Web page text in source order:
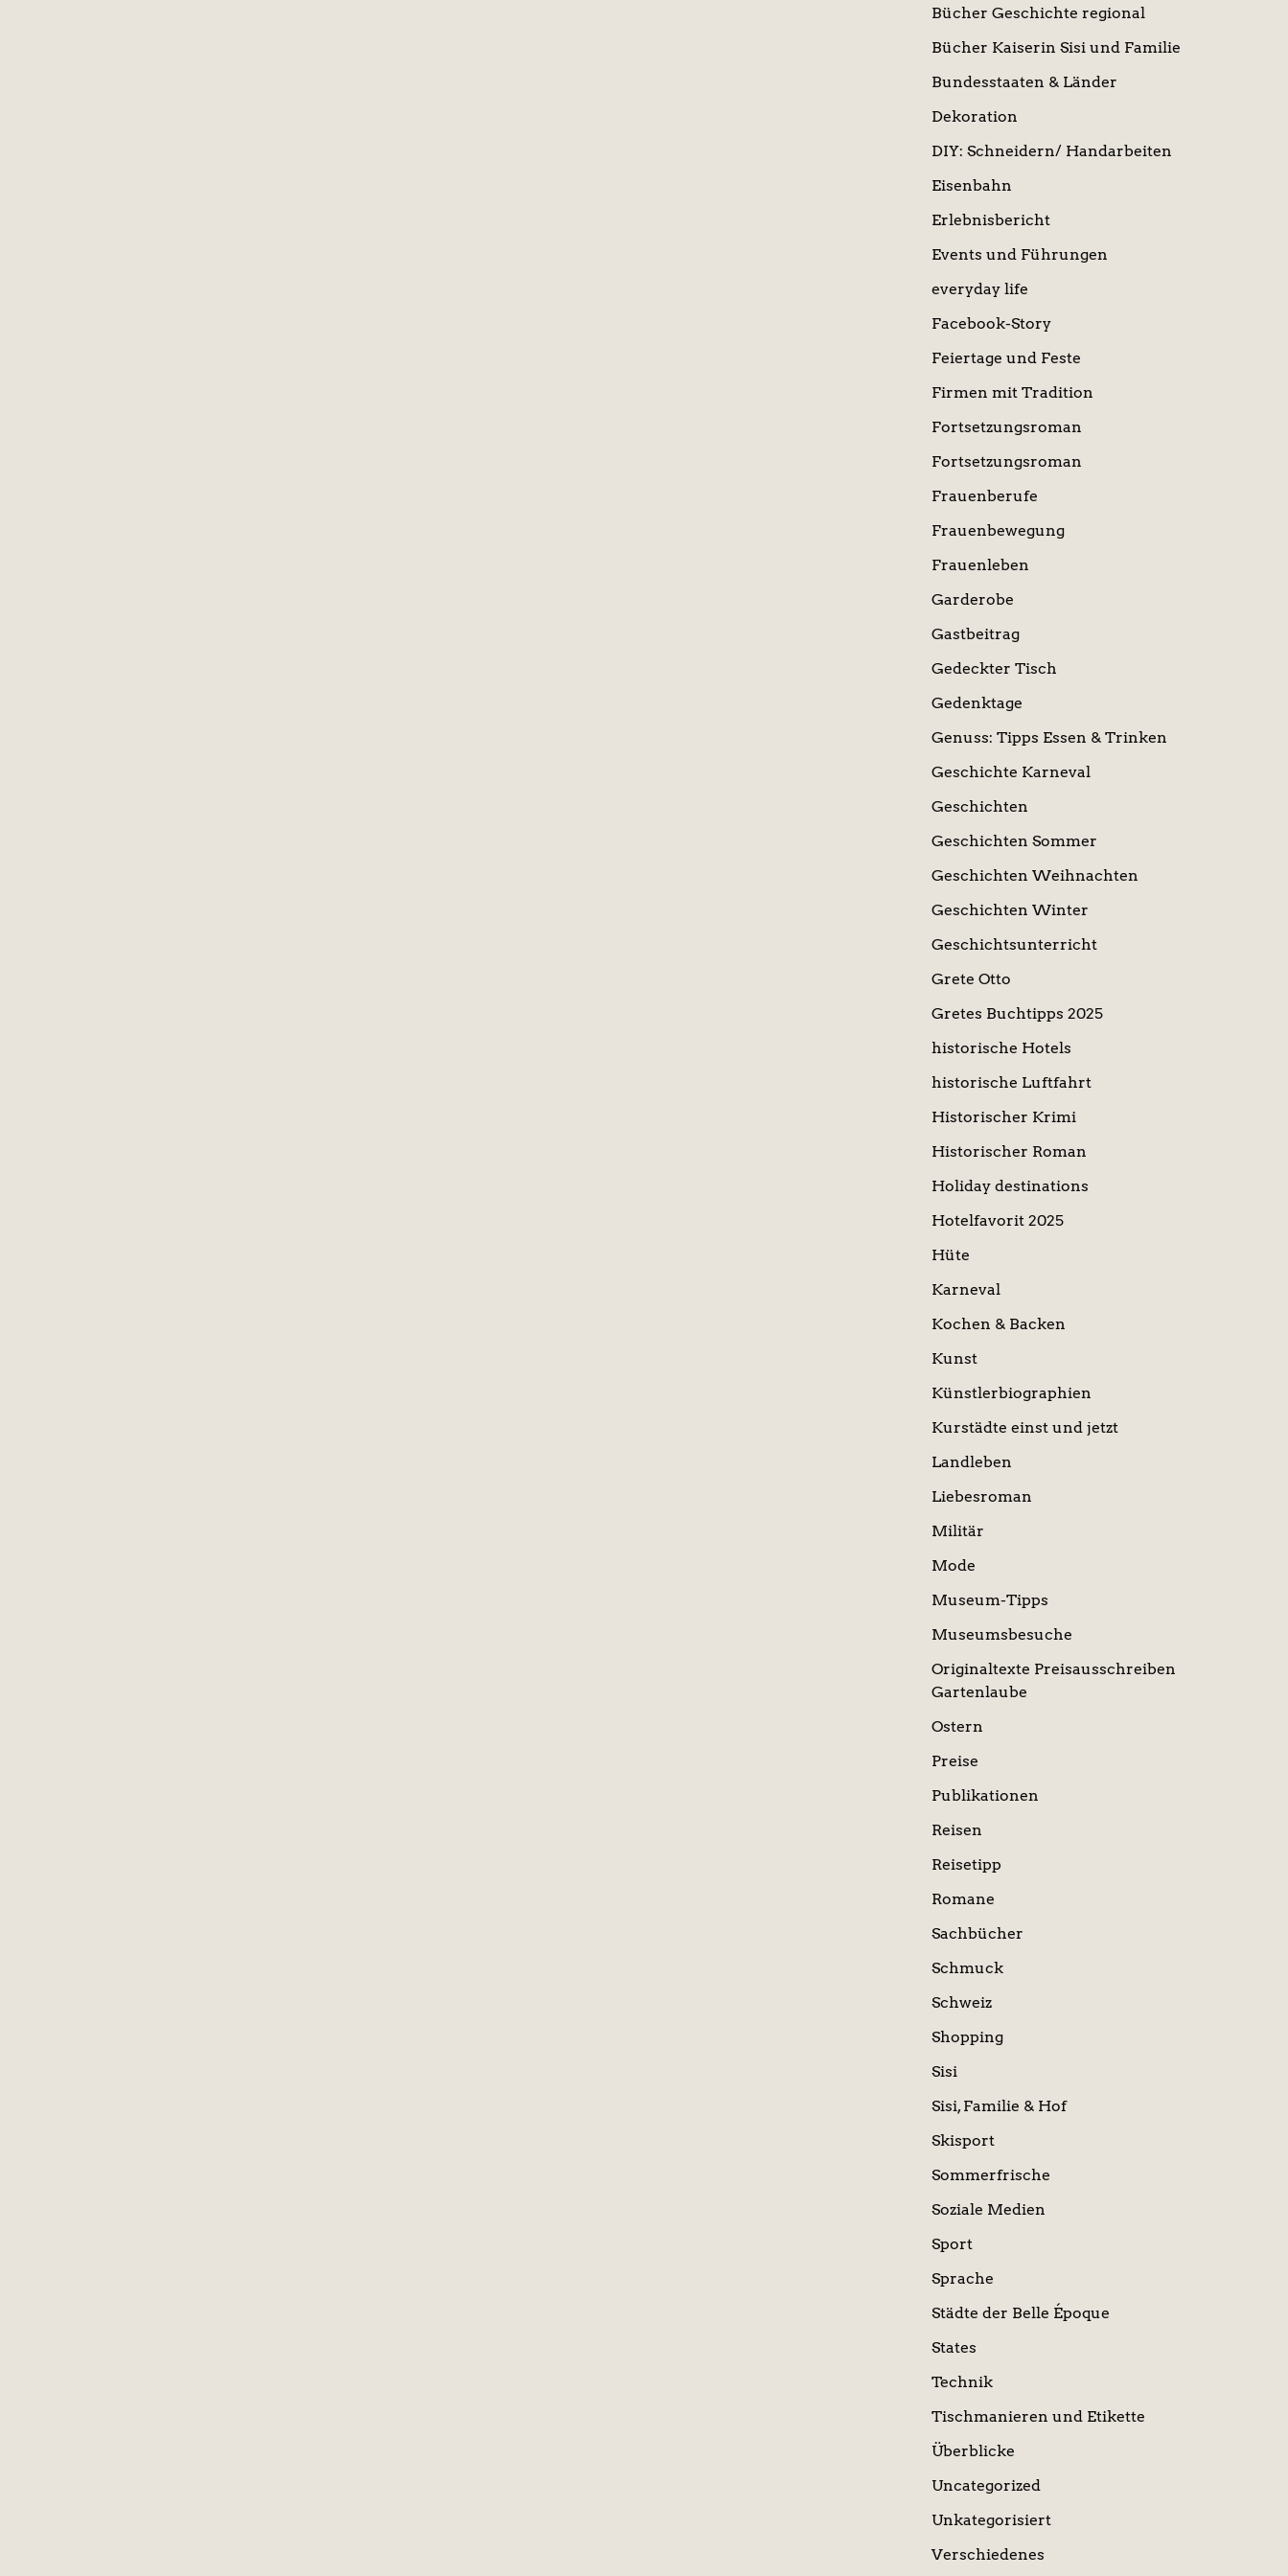
Bücher Geschichte regional
Bücher Kaiserin Sisi und Familie
Bundesstaaten & Länder
Dekoration
DIY: Schneidern/ Handarbeiten
Eisenbahn
Erlebnisbericht
Events und Führungen
everyday life
Facebook-Story
Feiertage und Feste
Firmen mit Tradition
Fortsetzungsroman
Fortsetzungsroman
Frauenberufe
Frauenbewegung
Frauenleben
Garderobe
Gastbeitrag
Gedeckter Tisch
Gedenktage
Genuss: Tipps Essen & Trinken
Geschichte Karneval
Geschichten
Geschichten Sommer
Geschichten Weihnachten
Geschichten Winter
Geschichtsunterricht
Grete Otto
Gretes Buchtipps 2025
historische Hotels
historische Luftfahrt
Historischer Krimi
Historischer Roman
Holiday destinations
Hotelfavorit 2025
Hüte
Karneval
Kochen & Backen
Kunst
Künstlerbiographien
Kurstädte einst und jetzt
Landleben
Liebesroman
Militär
Mode
Museum-Tipps
Museumsbesuche
Originaltexte Preisausschreiben
Gartenlaube
Ostern
Preise
Publikationen
Reisen
Reisetipp
Romane
Sachbücher
Schmuck
Schweiz
Shopping
Sisi
Sisi, Familie & Hof
Skisport
Sommerfrische
Soziale Medien
Sport
Sprache
Städte der Belle Époque
States
Technik
Tischmanieren und Etikette
Überblicke
Uncategorized
Unkategorisiert
Verschiedenes